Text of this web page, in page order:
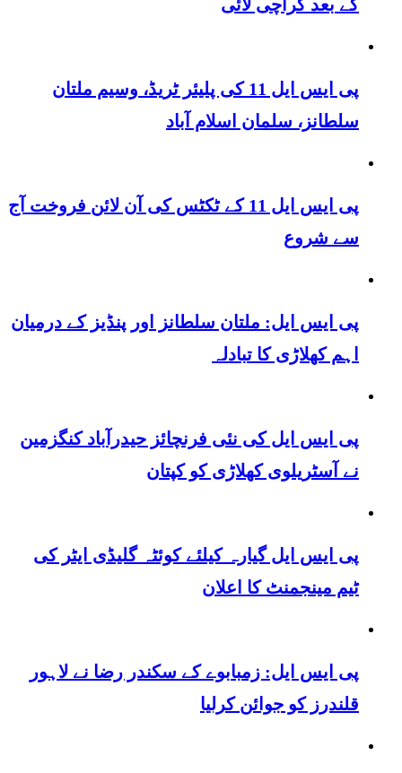
کے بعد کراچی لائی
پی ایس ایل 11 کی پلیئر ٹریڈ، وسیم ملتان
سلطانز، سلمان اسلام آباد
پی ایس ایل 11 کے ٹکٹس کی آن لائن فروخت آج
سے شروع
پی ایس ایل: ملتان سلطانز اور پنڈیز کے درمیان
اہم کھلاڑی کا تبادلہ
پی ایس ایل کی نئی فرنچائز حیدرآباد کنگزمین
نے آسٹریلوی کھلاڑی کو کپتان
پی ایس ایل گیارہ کیلئے کوئٹہ گلیڈی ایٹر کی
ٹیم مینجمنٹ کا اعلان
پی ایس ایل: زمبابوے کے سکندر رضا نے لاہور
قلندرز کو جوائن کرلیا